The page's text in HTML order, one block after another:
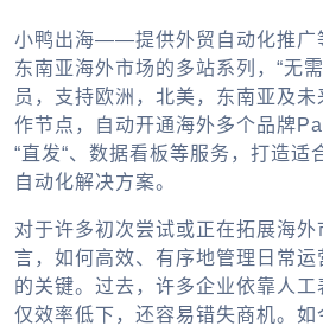
小鸭出海——提供外贸自动化推广
东南亚海外市场的多站系列，“无
员，支持欧洲，北美，东南亚及
作节点，自动开通海外多个品牌
“直发“、数据看板等服务，打造适
自动化解决方案。
对于许多初次尝试或正在拓展海外
言，如何高效、有序地管理日常
的关键。过去，许多企业依靠人
仅效率低下，还容易错失商机。如